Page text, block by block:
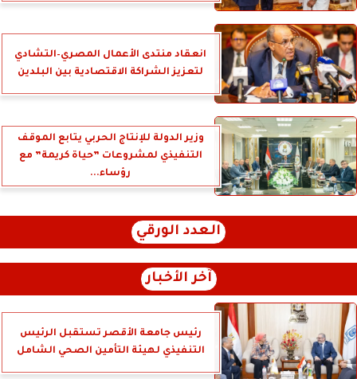
انعقاد منتدى الأعمال المصري–التشادي
لتعزيز الشراكة الاقتصادية بين البلدين
وزير الدولة للإنتاج الحربي يتابع الموقف
التنفيذي لمشروعات ”حياة كريمة” مع
رؤساء...
العدد الورقي
آخر الأخبار
رئيس جامعة الأقصر تستقبل الرئيس
التنفيذي لهيئة التأمين الصحي الشامل